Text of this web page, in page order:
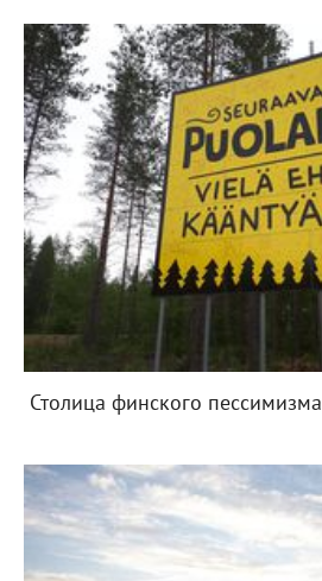
Столица финского пессимизма